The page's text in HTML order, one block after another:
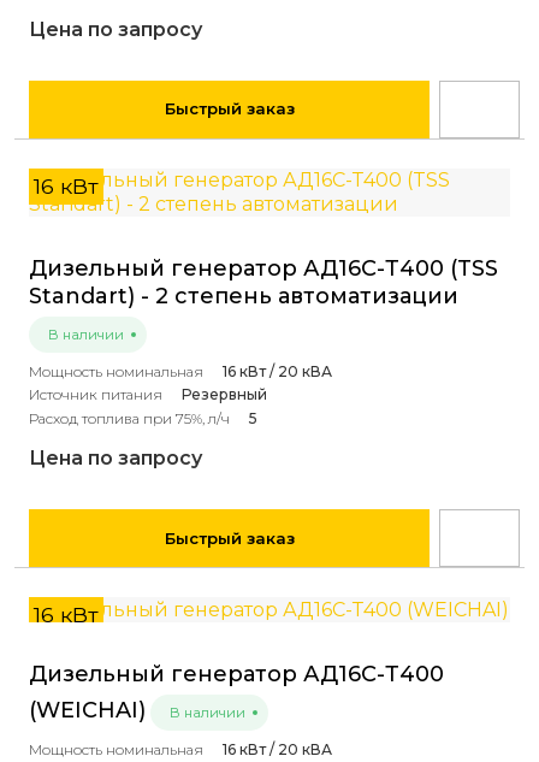
Цена по запросу
Быстрый заказ
16 кВт
Дизельный генератор АД16С-Т400 (TSS
Standart) - 2 степень автоматизации
В наличии
Мощность номинальная
16 кВт / 20 кВА
Источник питания
Резервный
Расход топлива при 75%, л/ч
5
Цена по запросу
Быстрый заказ
16 кВт
Дизельный генератор АД16С-Т400
(WEICHAI)
В наличии
Мощность номинальная
16 кВт / 20 кВА